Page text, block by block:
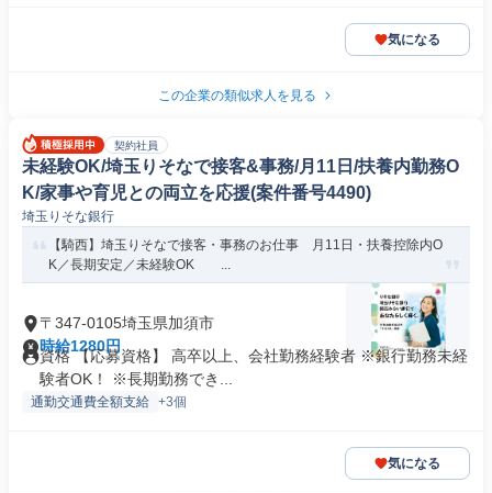
気になる
この企業の類似求人を見る
契約社員
未経験OK/埼玉りそなで接客&事務/月11日/扶養内勤務O
K/家事や育児との両立を応援(案件番号4490)
埼玉りそな銀行
【騎西】埼玉りそなで接客・事務のお仕事 月11日・扶養控除内O
K／長期安定／未経験OK ...
〒347-0105埼玉県加須市
時給1280円
資格 【応募資格】 高卒以上、会社勤務経験者 ※銀行勤務未経
験者OK！ ※長期勤務でき...
通勤交通費全額支給 +3個
気になる